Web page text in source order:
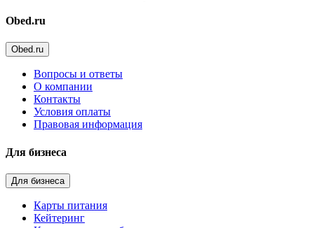
Obed.ru
Obed.ru
Вопросы и ответы
О компании
Контакты
Условия оплаты
Правовая информация
Для бизнеса
Для бизнеса
Карты питания
Кейтеринг